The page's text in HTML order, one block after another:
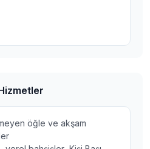
öğle ve akşam